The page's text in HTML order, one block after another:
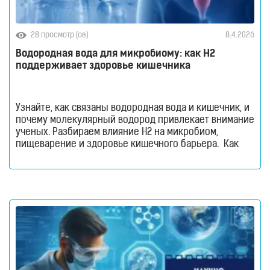
здоровья
Приборы
световой
терапии
Дезинфекторы
ИССЛЕДОВАНИЯ
БЛОГ
FAQ
ОТЗЫВЫ
28 просмотр (ов) 8.4.2026
Водородная вода для микробиому: как H2
поддерживает здоровье кишечника
Узнайте, как связаны водородная вода и кишечник, и
почему молекулярный водород привлекает внимание
ученых. Разбираем влияние H2 на микробиом,
пищеварение и здоровье кишечного барьера. Как
Кишечник давно перестал считаться органом,
важнейших систем организма. Именно здесь